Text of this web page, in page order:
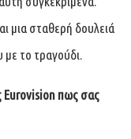
μια σταθερή δουλειά
το τραγούδι.
Eurovision πως σας